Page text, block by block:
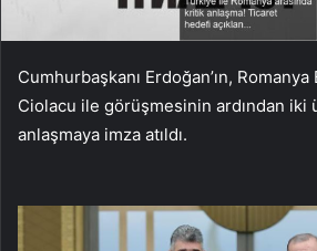
Cumhurbaşkanı Erdoğan’ın,
Ciolacu ile görüşmesinin ardından iki
anlaşmaya imza atıldı.